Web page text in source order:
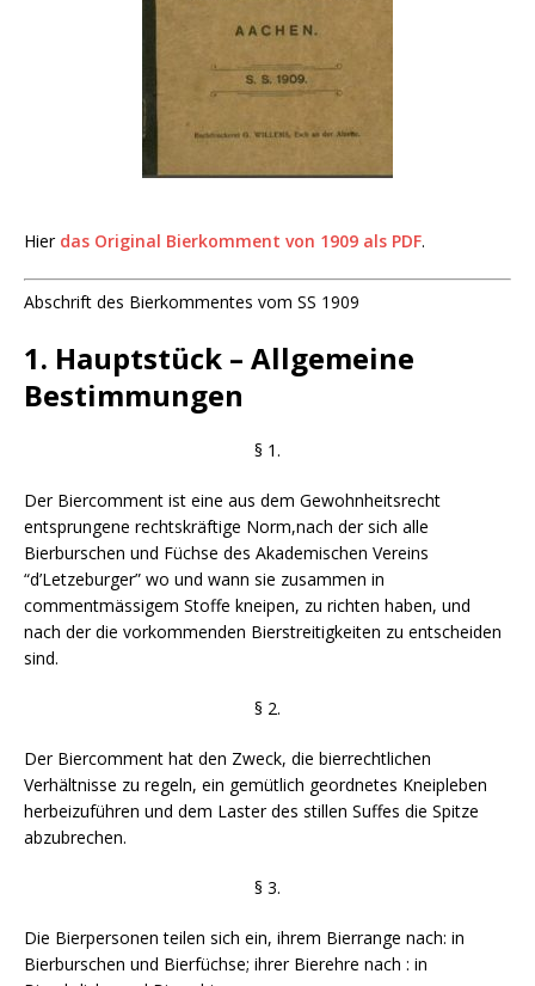
Hier das Original Bierkomment von 1909 als PDF.
Abschrift des Bierkommentes vom SS 1909
1. Hauptstück – Allgemeine
Bestimmungen
§ 1.
Der Biercomment ist eine aus dem Gewohnheitsrecht
entsprungene rechtskräftige Norm,nach der sich alle
Bierburschen und Füchse des Akademischen Vereins
“d’Letzeburger” wo und wann sie zusammen in
commentmässigem Stoffe kneipen, zu richten haben, und
nach der die vorkommenden Bierstreitigkeiten zu entscheiden
sind.
§ 2.
Der Biercomment hat den Zweck, die bierrechtlichen
Verhältnisse zu regeln, ein gemütlich geordnetes Kneipleben
herbeizuführen und dem Laster des stillen Suffes die Spitze
abzubrechen.
§ 3.
Die Bierpersonen teilen sich ein, ihrem Bierrange nach: in
Bierburschen und Bierfüchse; ihrer Bierehre nach : in